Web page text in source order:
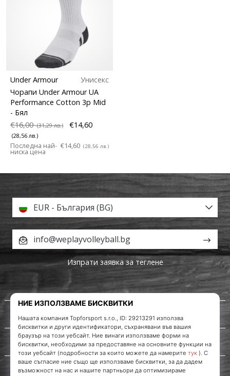
Under Armour
Унисекс
Чорапи Under Armour UA
Performance Cotton 3p Mid
- Бял
€16,00(31,29 лв.) €14,60
(28,56 лв.)
Последна най-
ниска цена
€14,60 (28,56 лв.)
За нас
Обслужване на клиенти
EUR - България (BG)
info@weplayvolleyball.bg
Изпрати заявка за теглене